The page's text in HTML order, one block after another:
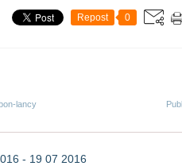
Repost 0
lancy
- 19 07 2016